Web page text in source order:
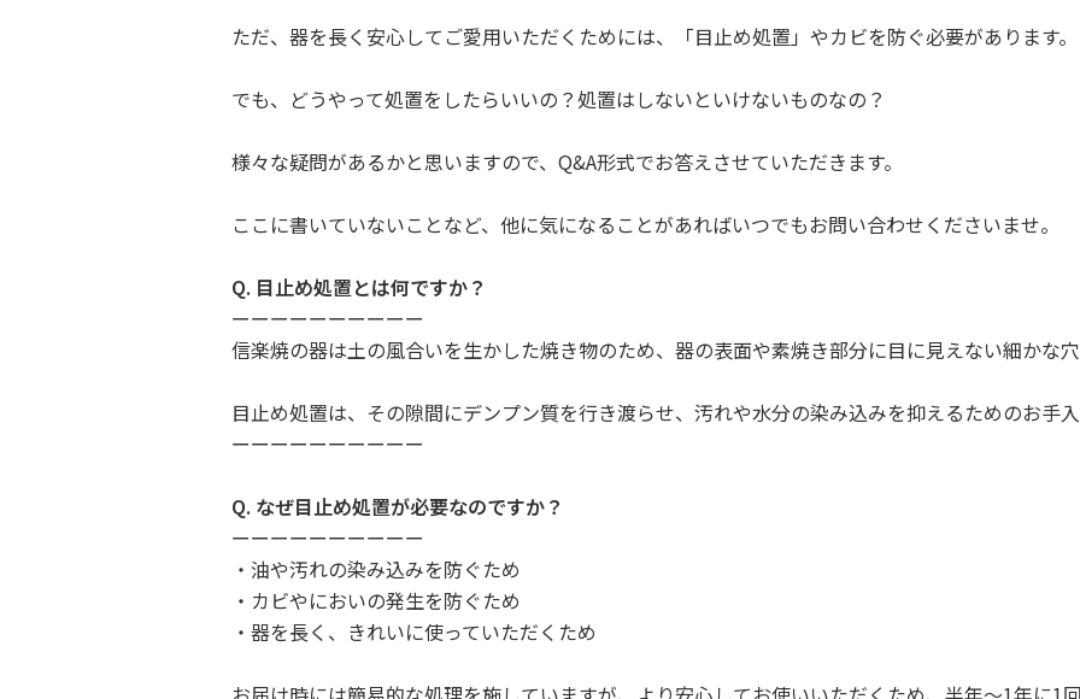
ただ、器を長く安心してご愛用いただくためには、「目止め処置」やカビを防ぐ必要があります。
でも、どうやって処置をしたらいいの？処置はしないといけないものなの？
様々な疑問があるかと思いますので、Q&A形式でお答えさせていただきます。
ここに書いていないことなど、他に気になることがあればいつでもお問い合わせくださいませ。
Q. 目止め処置とは何ですか？
ーーーーーーーーーー
信楽焼の器は土の風合いを生かした焼き物のため、器の表面や素焼き部分に目に見えない細かな
目止め処置は、その隙間にデンプン質を行き渡らせ、汚れや水分の染み込みを抑えるためのお手
ーーーーーーーーーー
Q. なぜ目止め処置が必要なのですか？
ーーーーーーーーーー
・油や汚れの染み込みを防ぐため
・カビやにおいの発生を防ぐため
・器を長く、きれいに使っていただくため